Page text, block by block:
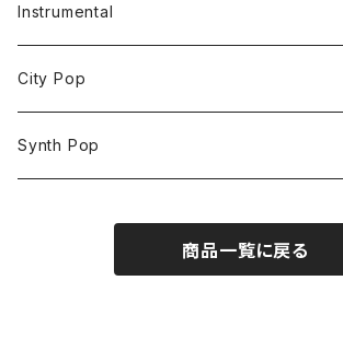
Instrumental
City Pop
Synth Pop
商品一覧に戻る